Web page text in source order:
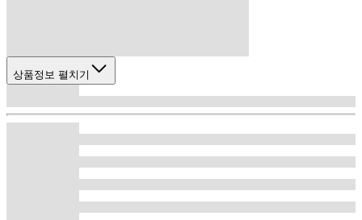
상품정보 펼치기